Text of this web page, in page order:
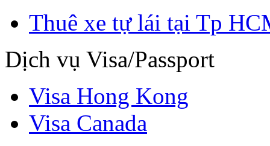
Thuê xe tự lái tại Tp
Dịch vụ Visa/Passport
Visa Hong Kong
Visa Canada